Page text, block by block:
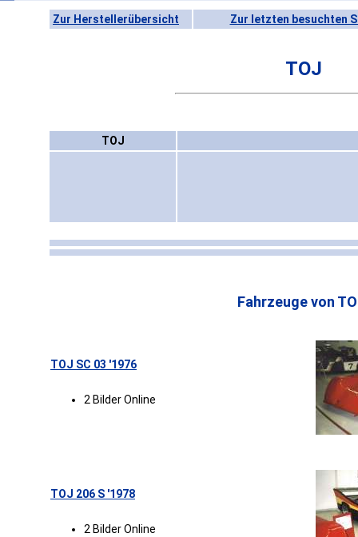
Zur Herstellerübersicht Zur letzten besuchten
TOJ
TOJ
Fahrzeuge von
TOJ SC 03 '1976
2 Bilder Online
TOJ 206 S '1978
2 Bilder Online